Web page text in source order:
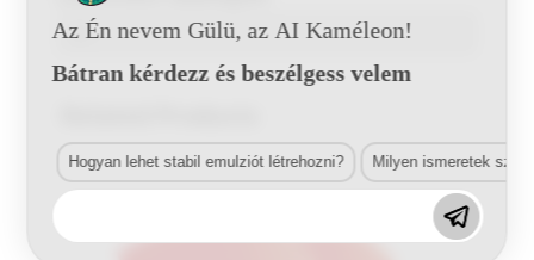
Az Én nevem Gülü, az AI Kaméleon!
Bátran kérdezz és beszélgess velem
Hogyan lehet stabil emulziót létrehozni? Milyen ismeretek